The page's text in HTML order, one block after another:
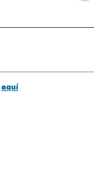
Machismo
aquí